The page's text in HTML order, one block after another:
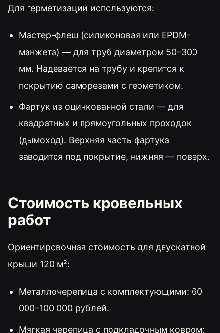
Для герметизации используются:
Мастер-флеш (силиконовая или EPDM-
манжета) — для труб диаметром 50–300
мм. Надевается на трубу и крепится к
покрытию саморезами с герметиком.
Фартук из оцинкованной стали — для
квадратных и прямоугольных проходок
(дымоход). Верхняя часть фартука
заводится под покрытие, нижняя — поверх.
Стоимость кровельных
работ
Ориентировочная стоимость для двускатной
крыши 120 м²:
Металлочерепица с комплектующими: 60
000–100 000 рублей.
Мягкая черепица с подкладочным ковром: